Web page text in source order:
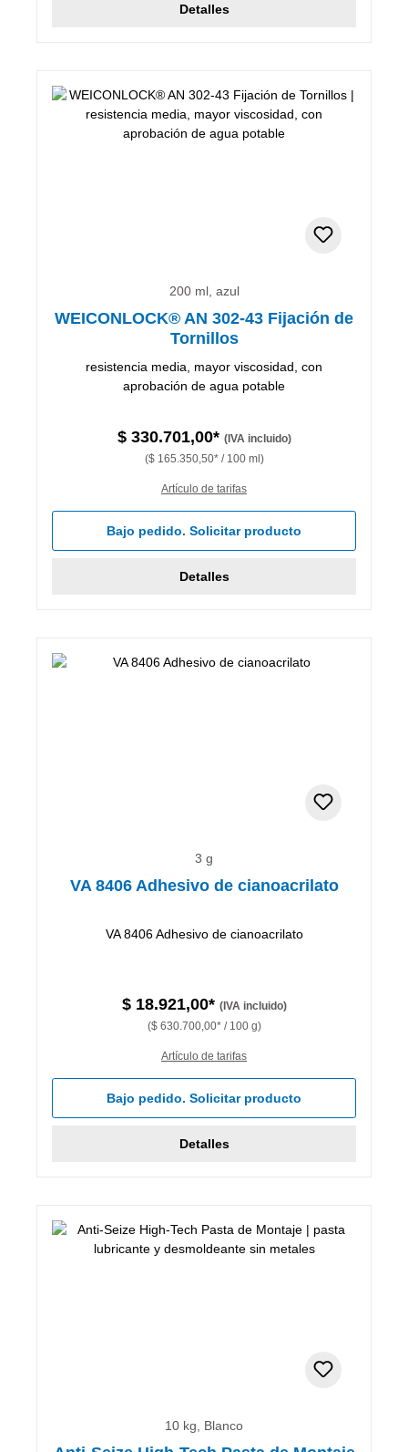
Detalles
200 ml, azul
WEICONLOCK® AN 302-43 Fijación de
Tornillos
resistencia media, mayor viscosidad, con
aprobación de agua potable
$ 330.701,00* (IVA incluido)
($ 165.350,50* / 100 ml)
Artículo de tarifas
Bajo pedido. Solicitar producto
Detalles
3 g
VA 8406 Adhesivo de cianoacrilato
VA 8406 Adhesivo de cianoacrilato
$ 18.921,00* (IVA incluido)
($ 630.700,00* / 100 g)
Artículo de tarifas
Bajo pedido. Solicitar producto
Detalles
10 kg, Blanco